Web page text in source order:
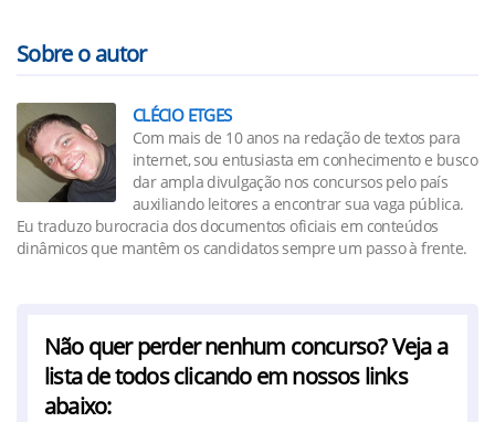
Sobre o autor
CLÉCIO ETGES
Com mais de 10 anos na redação de textos para
internet, sou entusiasta em conhecimento e busco
dar ampla divulgação nos concursos pelo país
auxiliando leitores a encontrar sua vaga pública.
Eu traduzo burocracia dos documentos oficiais em conteúdos
dinâmicos que mantêm os candidatos sempre um passo à frente.
Não quer perder nenhum concurso? Veja a
lista de todos clicando em nossos links
abaixo: